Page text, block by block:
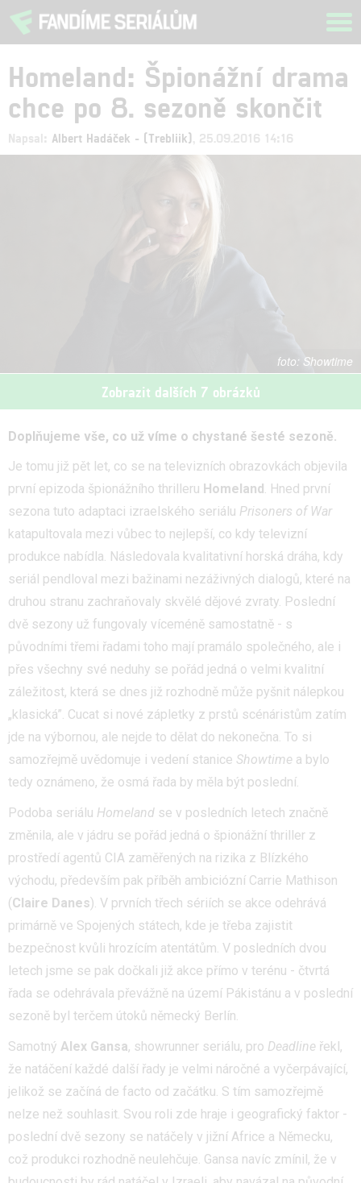
Homeland: Špionážní drama
chce po 8. sezoně skončit
Napsal: Albert Hadáček - (Trebliik) , 25.09.2016 14:16
Showtime
Zobrazit dalších 7 obrázků
Doplňujeme vše, co už víme o chystané šesté sezoně.
Je tomu již pět let, co se na televizních obrazovkách objevila
první epizoda špionážního thrilleru Homeland . Hned první
sezona tuto adaptaci izraelského seriálu Prisoners of War
katapultovala mezi vůbec to nejlepší, co kdy televizní
produkce nabídla. Následovala kvalitativní horská dráha, kdy
seriál pendloval mezi bažinami nezáživných dialogů, které na
druhou stranu zachraňovaly skvělé dějové zvraty. Poslední
dvě sezony už fungovaly víceméně samostatně - s
původními třemi řadami toho mají pramálo společného, ale i
přes všechny své neduhy se pořád jedná o velmi kvalitní
záležitost, která se dnes již rozhodně může pyšnit nálepkou
„klasická”. Cucat si nové zápletky z prstů scénáristům zatím
jde na výbornou, ale nejde to dělat do nekonečna. To si
samozřejmě uvědomuje i vedení stanice Showtime a bylo
tedy oznámeno, že osmá řada by měla být poslední.
Podoba seriálu Homeland se v posledních letech značně
změnila, ale v jádru se pořád jedná o špionážní thriller z
prostředí agentů CIA zaměřených na rizika z Blízkého
východu, především pak příběh ambiciózní Carrie Mathison
(Claire Danes). V prvních třech sériích se akce odehrává
primárně ve Spojených státech, kde je třeba zajistit
bezpečnost kvůli hrozícím atentátům. V posledních dvou
letech jsme se pak dočkali již akce přímo v terénu - čtvrtá
řada se odehrávala převážně na území Pákistánu a v poslední
sezoně byl terčem útoků německý Berlín.
Samotný Alex Gansa, showrunner seriálu, pro Deadline řekl,
že natáčení každé další řady je velmi náročné a vyčerpávající,
jelikož se začíná de facto od začátku. S tím samozřejmě
nelze než souhlasit. Svou roli zde hraje i geografický faktor -
poslední dvě sezony se natáčely v jižní Africe a Německu,
což produkci rozhodně neulehčuje. Gansa navíc zmínil, že v